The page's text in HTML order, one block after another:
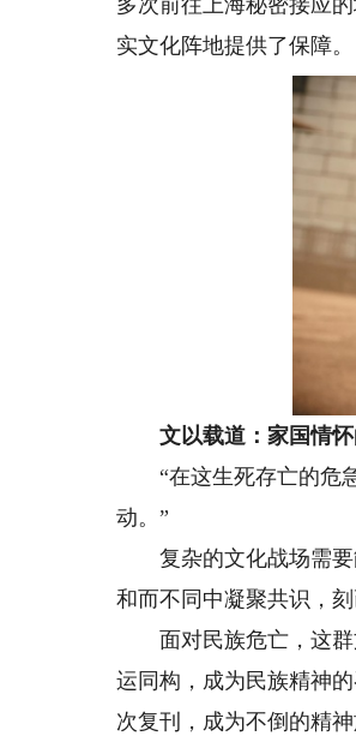
实文化阵地提供了保障。
文以载道：家国情
“在这生死存亡的危
动。”
复杂的文化战场需要
和而不同中凝聚共识，
面对民族危亡，这群
运同构，成为民族精神
次复刊，成为不倒的精